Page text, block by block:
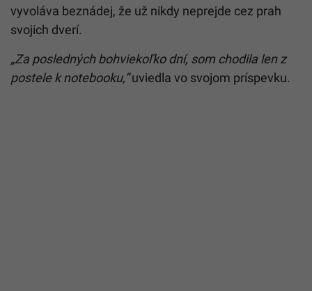
vyvoláva beznádej, že už nikdy neprejde cez prah
svojich dverí.
„Za posledných bohviekoľko dní, som chodila len z
postele k notebooku,“uviedla vo svojom príspevku.